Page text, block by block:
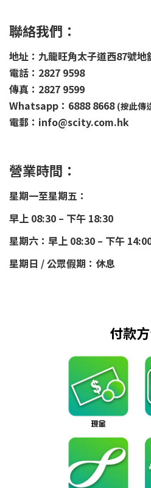
聯絡我們：
地址：九龍旺角太子道西87號地
電話：2827 9598
傳真：2827 9599
Whatsapp：6888 8668 (按此
電郵：info@scity.com.hk
營業時間：
星期一至星期五：
早上 08:30 – 下午 18:30
星期六：早上 08:30 – 下午
星期日 / 公眾假期：休息
付款